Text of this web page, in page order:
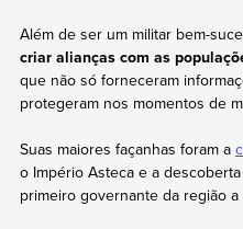
Além de ser um militar bem-
criar alianças com as
que não só forneceram
protegeram nos momentos de
Suas maiores façanhas foram a
o Império Asteca e a
primeiro governante da região a